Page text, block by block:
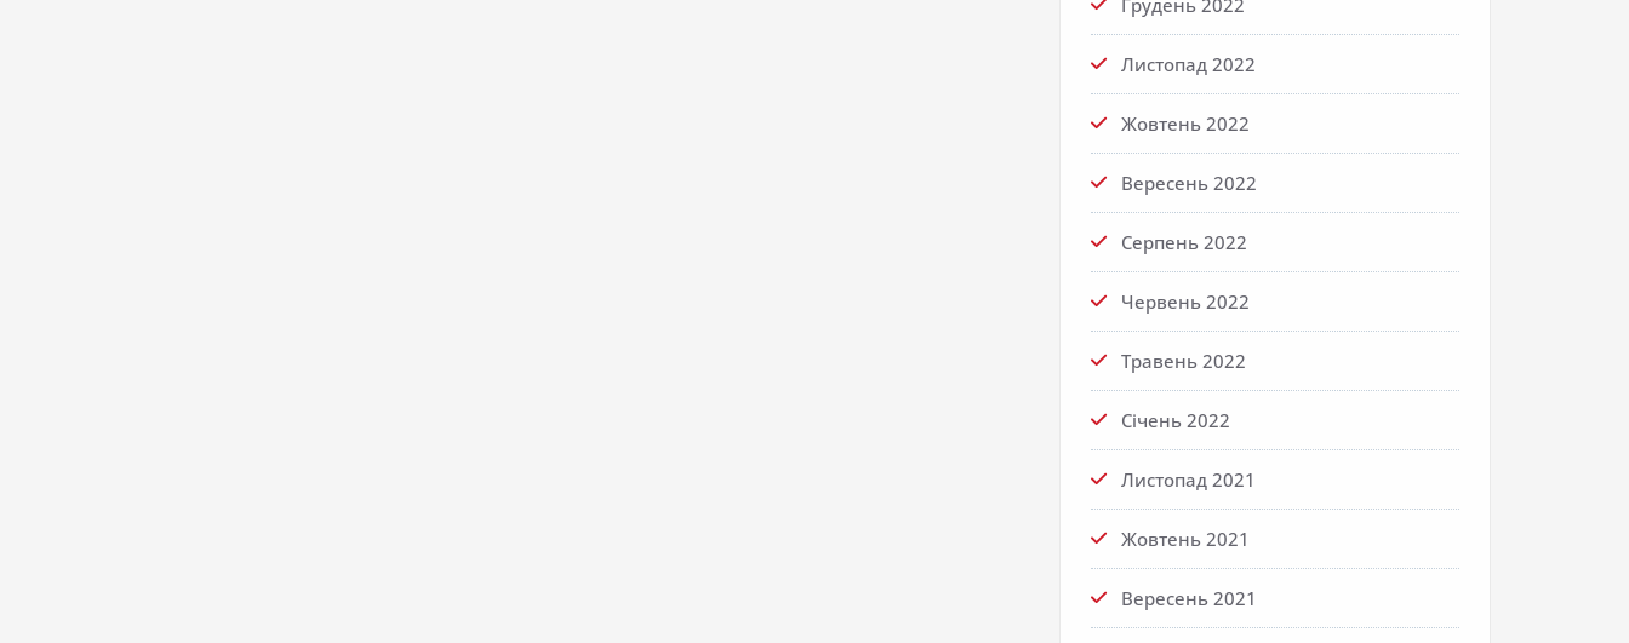
Листопад 2022
Жовтень 2022
Вересень 2022
Серпень 2022
Червень 2022
Травень 2022
Січень 2022
Листопад 2021
Жовтень 2021
Вересень 2021